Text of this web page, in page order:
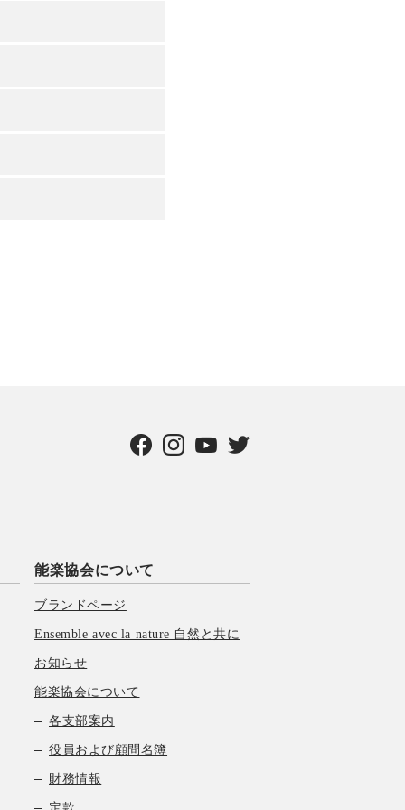
能楽協会について
ブランドページ
Ensemble avec la nature 自然と共に
お知らせ
能楽協会について
各支部案内
役員および顧問名簿
財務情報